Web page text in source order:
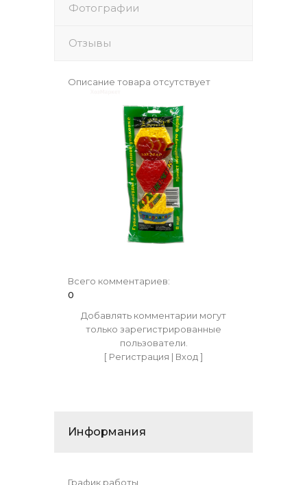
Фотографии
Отзывы
Описание товара отсутствует
Всего комментариев:
0
Добавлять комментарии могут
только зарегистрированные
пользователи.
[ Регистрация | Вход]
Информания
График работы